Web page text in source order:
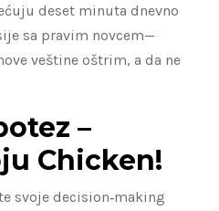
deset minuta dnevno
sa pravim novcem—
veštine oštrim, a da ne
–
Chicken!
svoje decision‑making